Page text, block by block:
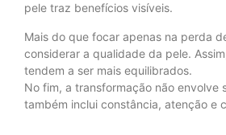
pele traz benefícios visíveis.
Mais do que focar apenas na perda
considerar a qualidade da pele.
tendem a ser mais equilibrados.
No fim, a transformação não envolve
também inclui constância, atenção e